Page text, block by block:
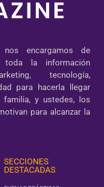
nos encargamos de
toda la información
tecnología,
para hacerla llegar
y ustedes, los
para alcanzar la
SECCIONES
DESTACADAS